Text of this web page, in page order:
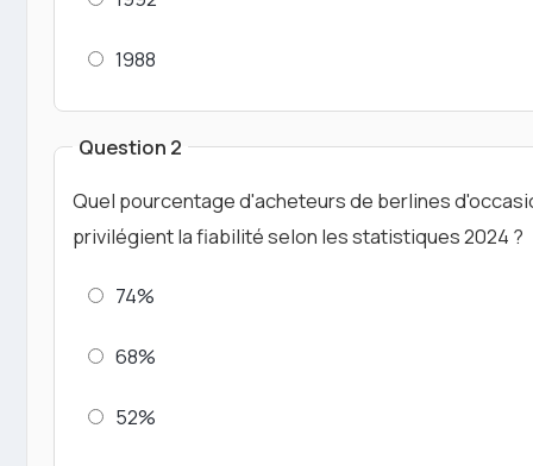
1988
Question 2
Quel pourcentage d'acheteurs de berlines
privilégient la fiabilité selon les statistiques 2024 ?
74%
68%
52%